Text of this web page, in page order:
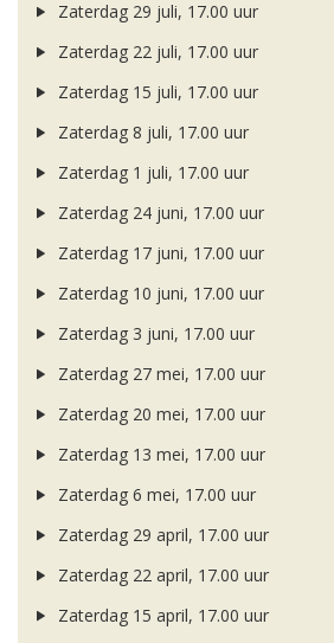
Zaterdag 29 juli, 17.00 uur
Zaterdag 22 juli, 17.00 uur
Zaterdag 15 juli, 17.00 uur
Zaterdag 8 juli, 17.00 uur
Zaterdag 1 juli, 17.00 uur
Zaterdag 24 juni, 17.00 uur
Zaterdag 17 juni, 17.00 uur
Zaterdag 10 juni, 17.00 uur
Zaterdag 3 juni, 17.00 uur
Zaterdag 27 mei, 17.00 uur
Zaterdag 20 mei, 17.00 uur
Zaterdag 13 mei, 17.00 uur
Zaterdag 6 mei, 17.00 uur
Zaterdag 29 april, 17.00 uur
Zaterdag 22 april, 17.00 uur
Zaterdag 15 april, 17.00 uur